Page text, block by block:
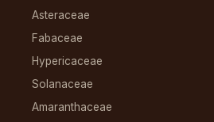
Asteraceae
Fabaceae
Hypericaceae
Solanaceae
Amaranthaceae